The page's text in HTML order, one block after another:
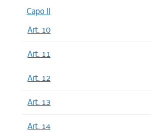
Capo II
Art. 10
Art. 11
Art. 12
Art. 13
Art. 14